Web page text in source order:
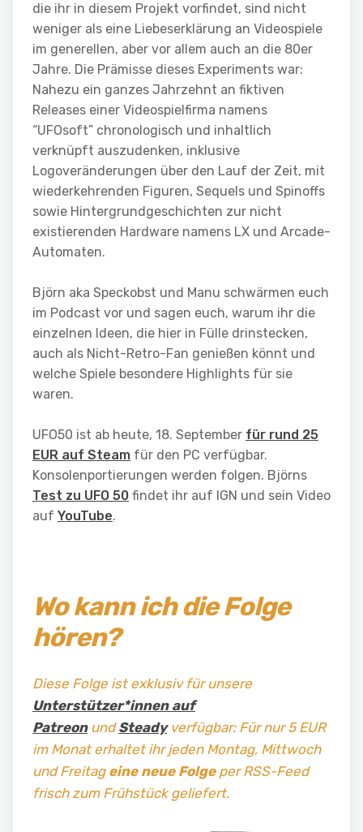
die ihr in diesem Projekt vorfindet, sind nicht
weniger als eine Liebeserklärung an Videospiele
im generellen, aber vor allem auch an die 80er
Jahre. Die Prämisse dieses Experiments war:
Nahezu ein ganzes Jahrzehnt an fiktiven
Releases einer Videospielfirma namens
“UFOsoft” chronologisch und inhaltlich
verknüpft auszudenken, inklusive
Logoveränderungen über den Lauf der Zeit, mit
wiederkehrenden Figuren, Sequels und Spinoffs
sowie Hintergrundgeschichten zur nicht
existierenden Hardware namens LX und Arcade-
Automaten.
Björn aka Speckobst und Manu schwärmen euch
im Podcast vor und sagen euch, warum ihr die
einzelnen Ideen, die hier in Fülle drinstecken,
auch als Nicht-Retro-Fan genießen könnt und
welche Spiele besondere Highlights für sie
waren.
UFO50 ist ab heute, 18. September für rund 25
EUR auf Steam für den PC verfügbar.
Konsolenportierungen werden folgen. Björns
Test zu UFO 50 findet ihr auf IGN und sein Video
auf YouTube.
Wo kann ich die Folge
hören?
Diese Folge ist exklusiv für unsere
Unterstützer*innen auf
PatreonundSteadyverfügbar: Für nur 5 EUR
im Monat erhaltet ihr jeden Montag, Mittwoch
und Freitageine neue Folgeper RSS-Feed
frisch zum Frühstück geliefert.